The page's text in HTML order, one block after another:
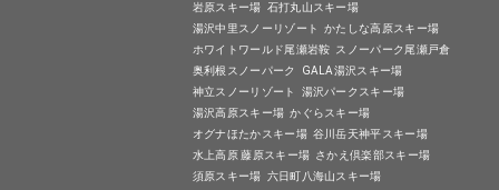
岩原スキー場 石打丸山スキー場
湯沢中里スノーリゾート
かたしな高原スキー場
ホワイトワールド尾瀬岩鞍 スノーパーク尾瀬戸倉
奥利根スノーパーク
GALA湯沢スキー場
神立スノーリゾート
湯沢パークスキー場
湯沢高原スキー場 かぐらスキー場
オグナほたかスキー場 谷川岳天神平スキー場
水上高原 藤原スキー場 さかえ倶楽部スキー場
須原スキー場 六日町八海山スキー場